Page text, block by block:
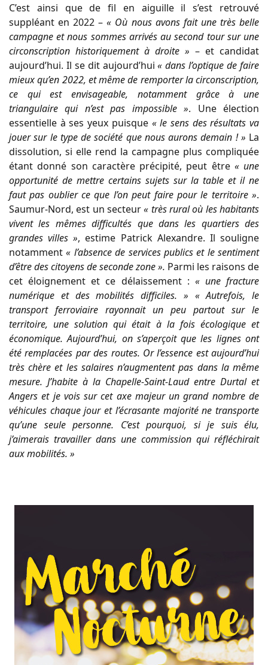
C’est ainsi que de fil en aiguille il s’est retrouvé
suppléant en 2022 –« Où nous avons fait une très belle
campagne et nous sommes arrivés au second tour sur une
circonscription historiquement à droite » – et candidat
aujourd’hui. Il se dit aujourd’hui« dans l’optique de faire
mieux qu’en 2022, et même de remporter la circonscription,
ce qui est envisageable, notamment grâce à une
triangulaire qui n’est pas impossible ». Une élection
essentielle à ses yeux puisque « le sens des résultats va
jouer sur le type de société que nous aurons demain ! » La
dissolution, si elle rend la campagne plus compliquée
étant donné son caractère précipité, peut être« une
opportunité de mettre certains sujets sur la table et il ne
faut pas oublier ce que l’on peut faire pour le territoire ».
Saumur-Nord, est un secteur« très rural où les habitants
vivent les mêmes difficultés que dans les quartiers des
grandes villes », estime Patrick Alexandre. Il souligne
notamment« l’absence de services publics et le sentiment
d’être des citoyens de seconde zone ». Parmi les raisons de
cet éloignement et ce délaissement : « une fracture
numérique et des mobilités difficiles. » « Autrefois, le
transport ferroviaire rayonnait un peu partout sur le
territoire, une solution qui était à la fois écologique et
économique. Aujourd’hui, on s’aperçoit que les lignes ont
été remplacées par des routes. Or l’essence est aujourd’hui
très chère et les salaires n’augmentent pas dans la même
mesure. J’habite à la Chapelle-Saint-Laud entre Durtal et
Angers et je vois sur cet axe majeur un grand nombre de
véhicules chaque jour et l’écrasante majorité ne transporte
qu’une seule personne. C’est pourquoi, si je suis élu,
j’aimerais travailler dans une commission qui réfléchirait
aux mobilités. »